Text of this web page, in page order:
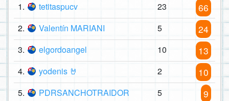
1.
tetitaspucv 23 66
2. Valentín MARIANI 5 24
3. elgordoangel 10 13
4. yodenis 🤘 2 10
5. PDRSANCHOTRAIDOR 5 9